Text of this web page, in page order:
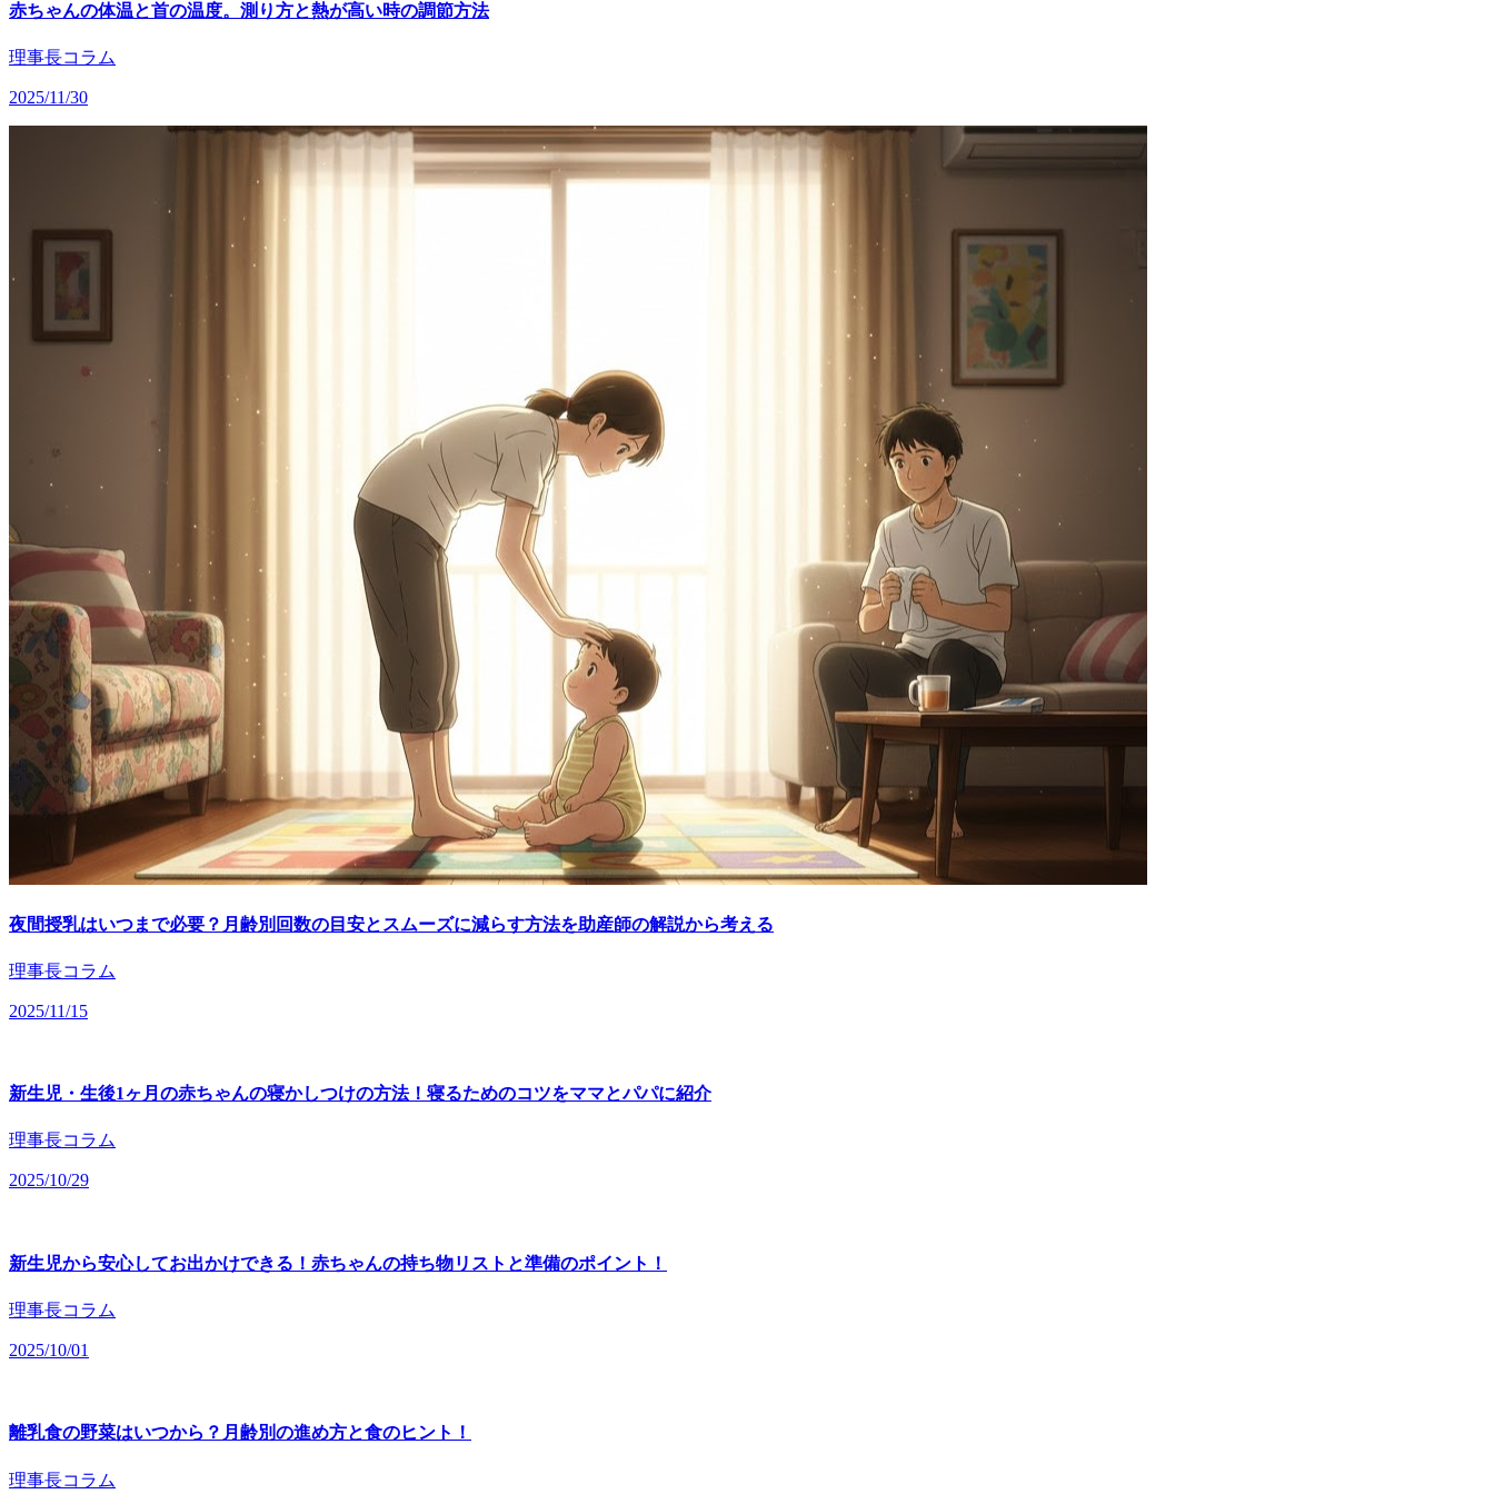
赤ちゃんの体温と首の温度。測り方と熱が高い時の調節方法
理事長コラム
2025/11/30
夜間授乳はいつまで必要？月齢別回数の目安とスムーズに減らす方法を助産師の解説から考える
理事長コラム
2025/11/15
新生児・生後1ヶ月の赤ちゃんの寝かしつけの方法！寝るためのコツをママとパパに紹介
理事長コラム
2025/10/29
新生児から安心してお出かけできる！赤ちゃんの持ち物リストと準備のポイント！
理事長コラム
2025/10/01
離乳食の野菜はいつから？月齢別の進め方と食のヒント！
理事長コラム